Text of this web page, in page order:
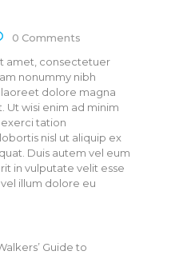
0 Comments
amet, consectetuer
nonummy nibh
dolore magna
Ut wisi enim ad minim
tation
nisl ut aliquip ex
Duis autem vel eum
in vulputate velit esse
illum dolore eu